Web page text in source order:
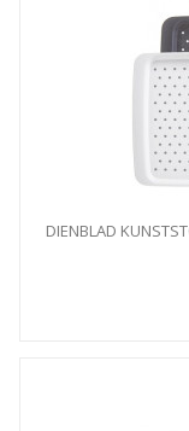
DIENBLAD